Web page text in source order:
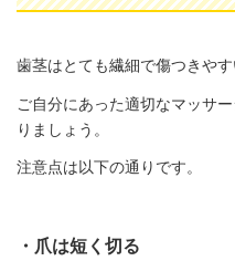
歯茎はとても繊細で傷つきやす
ご自分にあった適切なマッサ
りましょう。
注意点は以下の通りです。
・爪は短く切る